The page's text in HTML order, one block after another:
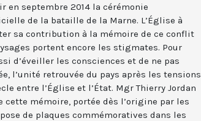
en septembre 2014 la cérémonie
de la bataille de la Marne. L’Église à
sa contribution à la mémoire de ce conflit
portent encore les stigmates. Pour
d’éveiller les consciences et de ne pas
l’unité retrouvée du pays après les tensions
entre l’Église et l’État. Mgr Thierry Jordan
cette mémoire, portée dès l’origine par les
de plaques commémoratives dans les